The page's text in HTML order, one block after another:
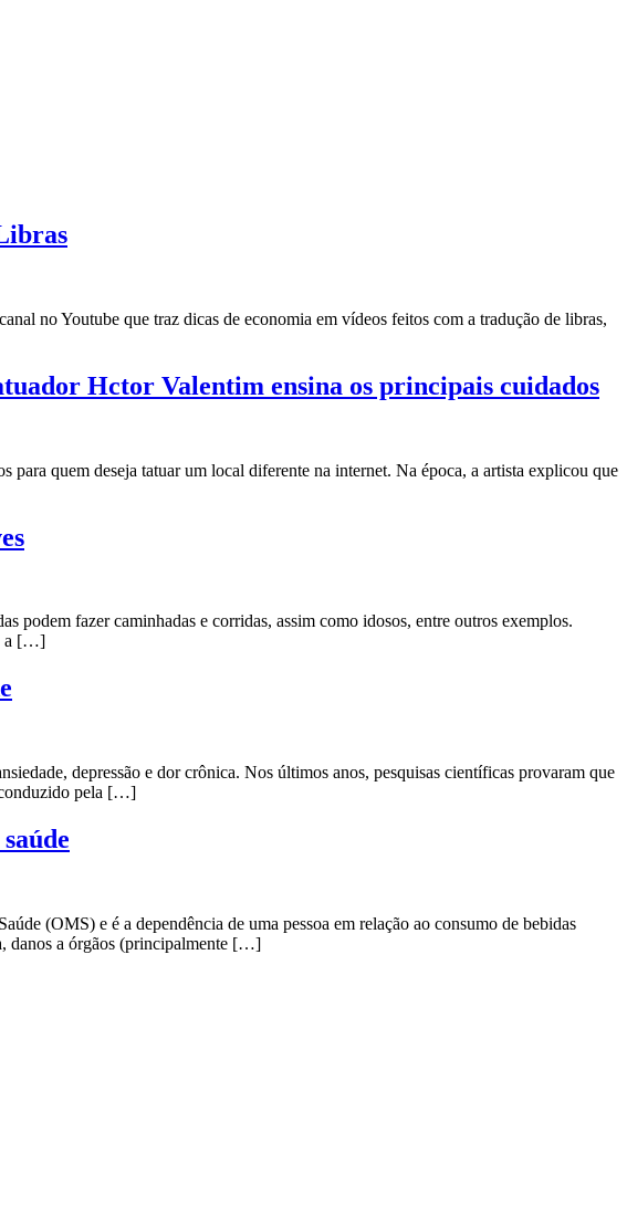
no Youtube que traz dicas de economia em vídeos feitos com a tradução de libras,
Hctor Valentim ensina os principais cuidados
quem deseja tatuar um local diferente na internet. Na época, a artista explicou que
podem fazer caminhadas e corridas, assim como idosos, entre outros exemplos.
a […]
depressão e dor crônica. Nos últimos anos, pesquisas científicas provaram que
conduzido pela […]
(OMS) e é a dependência de uma pessoa em relação ao consumo de bebidas
danos a órgãos (principalmente […]